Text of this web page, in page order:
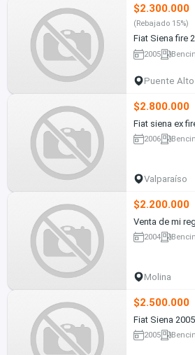
$2.300.000
(Rebajado 15%)
Fiat Siena fire
2005
Puente Alto
$2.800.000
Fiat siena ex
2006
Valparaíso
$2.200.000
Venta de mi
2004
Molina
$2.500.000
Fiat Siena
2005